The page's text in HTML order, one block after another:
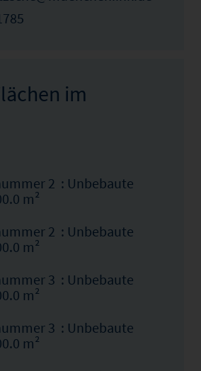
im
2 : Unbebaute
m²
2 : Unbebaute
m²
3 : Unbebaute
m²
3 : Unbebaute
m²